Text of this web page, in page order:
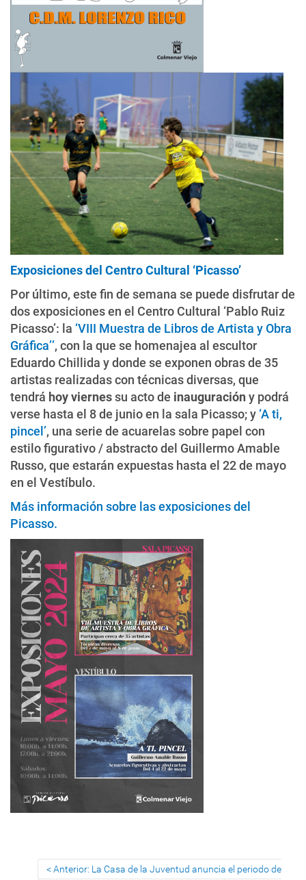
Exposiciones del Centro Cultural ‘Picasso’
Por último, este fin de semana se puede disfrutar de
dos exposiciones en el Centro Cultural ‘Pablo Ruiz
Picasso’: la ‘VIII Muestra de Libros de Artista y Obra
Gráfica’’, con la que se homenajea al escultor
Eduardo Chillida y donde se exponen obras de 35
artistas realizadas con técnicas diversas, que
tendrá hoy viernessu acto de inauguración y podrá
verse hasta el 8 de junio en la sala Picasso; y‘A ti,
pincel’, una serie de acuarelas sobre papel con
estilo figurativo / abstracto del Guillermo Amable
Russo, que estarán expuestas hasta el 22 de mayo
en el Vestíbulo.
Más información sobre las exposiciones del
Picasso.
Anterior: La Casa de la Juventud anuncia el periodo de